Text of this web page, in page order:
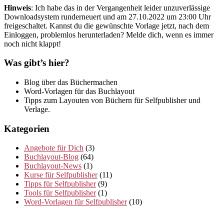
Hinweis: Ich habe das in der Vergangenheit leider unzuverlässige
Downloadsystem runderneuert und am 27.10.2022 um 23:00 Uhr
freigeschaltet. Kannst du die gewünschte Vorlage jetzt, nach dem
Einloggen, problemlos herunterladen? Melde dich, wenn es immer
noch nicht klappt!
Was gibt’s hier?
Blog über das Büchermachen
Word-Vorlagen für das Buchlayout
Tipps zum Layouten von Büchern für Selfpublisher und
Verlage.
Kategorien
Angebote für Dich (3)
Buchlayout-Blog (64)
Buchlayout-News (1)
Kurse für Selfpublisher(11)
Tipps für Selfpublisher(9)
Tools für Selfpublisher(1)
Word-Vorlagen für Selfpublisher(10)